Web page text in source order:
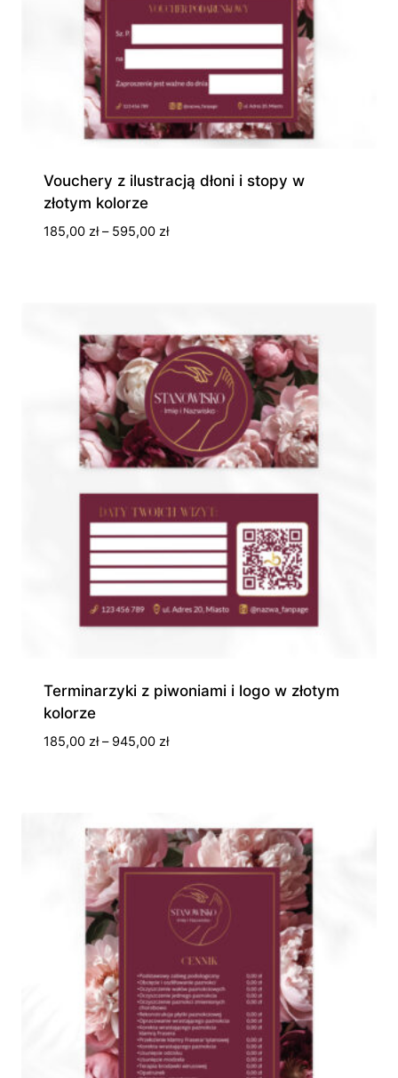
Vouchery z ilustracją dłoni i stopy w
złotym kolorze
185,00 zł – 595,00 złZakres
595,00 zł
Terminarzyki z piwoniami i logo w złotym
kolorze
185,00 zł – 945,00 złZakres
945,00 zł